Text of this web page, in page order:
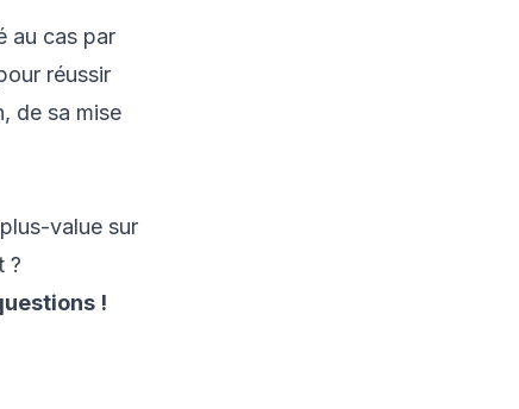
au cas par
réussir
de sa mise
value sur
?
!